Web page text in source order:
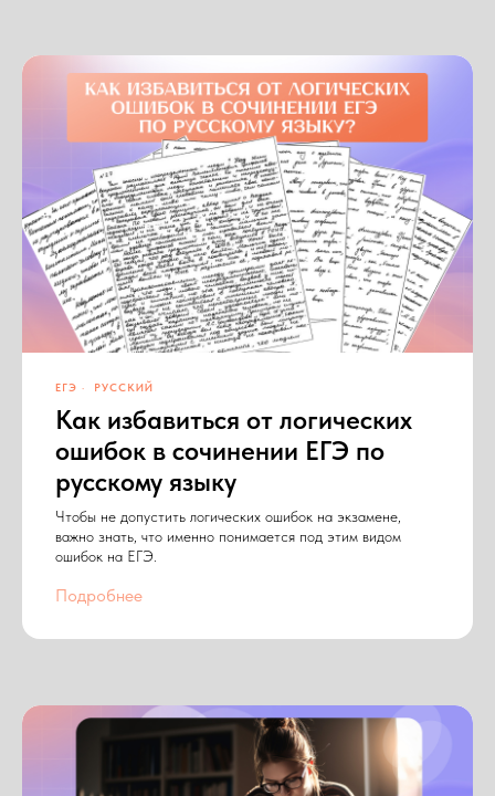
ЕГЭ РУССКИЙ
Как избавиться от логических
ошибок в сочинении ЕГЭ по
русскому языку
Чтобы не допустить логических ошибок на экзамене,
важно знать, что именно понимается под этим видом
ошибок на ЕГЭ.
Подробнее